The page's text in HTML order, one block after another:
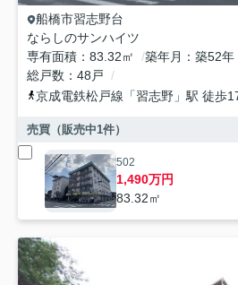
船橋市習志野台
ならしのサンハイツ
専有面積
83.32㎡ 築年月 築52年
総戸数
48戸
京成電鉄松戸線 「習志野 」駅 徒歩
売買（販売中1件）
502
1,490万円
83.32㎡